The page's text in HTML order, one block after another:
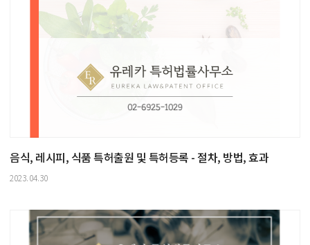
음식, 레시피, 식품 특허출원 및 특허등록 - 절차, 방법, 효과
2023.04.30